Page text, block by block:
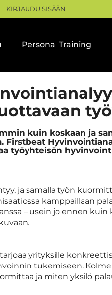
KIRJAUDU SISÄÄN
Personal Training
kuin koskaan ja
Firstbeat
työyhteisön
ja samalla työn
kamppaillaan
– usein jo ennen kuin
yrityksille
tukemiseen.
ja miten yksilö